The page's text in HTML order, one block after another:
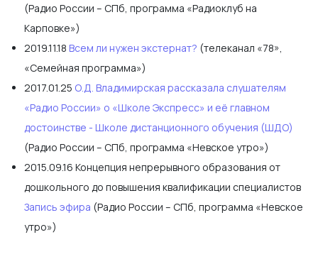
(Радио России – СПб, программа «Радиоклуб на
Карповке»)
2019.11.18 Всем ли нужен экстернат? (телеканал «78»,
«Семейная программа»)
2017.01.25 О.Д. Владимирская рассказала слушателям
«Радио России» о «Школе Экспресс» и её главном
достоинстве - Школе дистанционного обучения (ШДО)
(Радио России – СПб, программа «Невское утро»)
2015.09.16 Концепция непрерывного образования от
дошкольного до повышения квалификации специалистов
Запись эфира (Радио России – СПб, программа «Невское
утро»)